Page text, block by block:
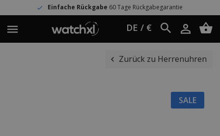
Einfache Rückgabe60 Tage Rückgabegarantie
DE / €
Zurück zu Herrenuhren
SALE